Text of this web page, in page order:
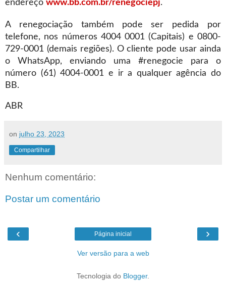
endereço www.bb.com.br/renegociepj.
A renegociação também pode ser pedida por
telefone, nos números 4004 0001 (Capitais) e 0800-
729-0001 (demais regiões). O cliente pode usar ainda
o WhatsApp, enviando uma #renegocie para o
número (61) 4004-0001 e ir a qualquer agência do
BB.
ABR
on julho 23, 2023
Compartilhar
Nenhum comentário:
Postar um comentário
‹ ›
Página inicial
Ver versão para a web
Tecnologia do Blogger.